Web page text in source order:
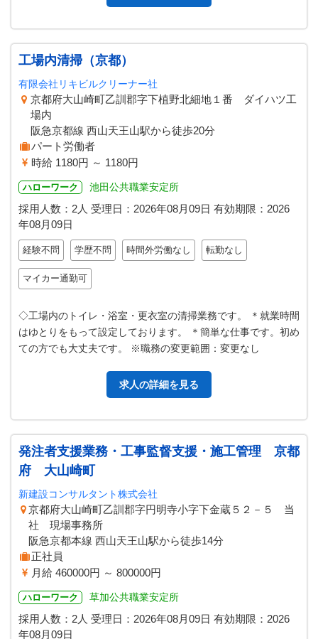
工場内清掃（京都）
有限会社リキビルクリーナー社
京都府大山崎町乙訓郡字下植野北細地１番 ダイハツ工
場内
阪急京都線 西山天王山駅から徒歩20分
パート労働者
時給 1180円 ～ 1180円
ハローワーク 池田公共職業安定所
採用人数：2人 受理日： 2026年08月09日 有効期限： 2026
年08月09日
経験不問 学歴不問 時間外労働なし 転勤なし
マイカー通勤可
◇工場内のトイレ・浴室・更衣室の清掃業務です。 ＊就業時間
はゆとりをもって設定しております。 ＊簡単な仕事です。初め
ての方でも大丈夫です。 ※職務の変更範囲：変更なし
求人の詳細を見る
発注者支援業務・工事監督支援・施工管理 京都
府 大山崎町
新建設コンサルタント株式会社
京都府大山崎町乙訓郡字円明寺小字下金蔵５２－５ 当
社 現場事務所
阪急京都本線 西山天王山駅から徒歩14分
正社員
月給 460000円 ～ 800000円
ハローワーク 草加公共職業安定所
採用人数：2人 受理日： 2026年08月09日 有効期限： 2026
年08月09日